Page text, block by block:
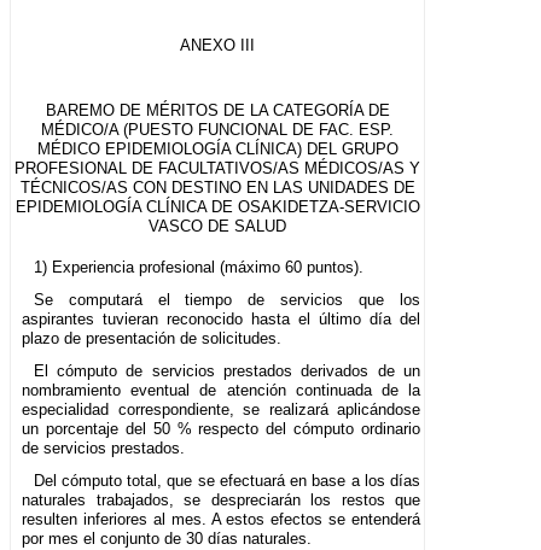
ANEXO III
BAREMO DE MÉRITOS DE LA CATEGORÍA DE
MÉDICO/A (PUESTO FUNCIONAL DE FAC. ESP.
MÉDICO EPIDEMIOLOGÍA CLÍNICA) DEL GRUPO
PROFESIONAL DE FACULTATIVOS/AS MÉDICOS/AS Y
TÉCNICOS/AS CON DESTINO EN LAS UNIDADES DE
EPIDEMIOLOGÍA CLÍNICA DE OSAKIDETZA-SERVICIO
VASCO DE SALUD
1) Experiencia profesional (máximo 60 puntos).
Se computará el tiempo de servicios que los
aspirantes tuvieran reconocido hasta el último día del
plazo de presentación de solicitudes.
El cómputo de servicios prestados derivados de un
nombramiento eventual de atención continuada de la
especialidad correspondiente, se realizará aplicándose
un porcentaje del 50 % respecto del cómputo ordinario
de servicios prestados.
Del cómputo total, que se efectuará en base a los días
naturales trabajados, se despreciarán los restos que
resulten inferiores al mes. A estos efectos se entenderá
por mes el conjunto de 30 días naturales.